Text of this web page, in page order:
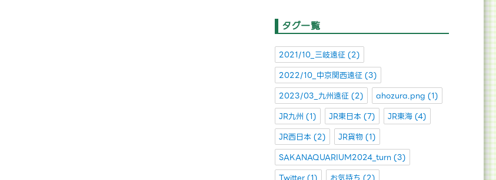
タグ一覧
2021/10_三岐遠征(2)
2022/10_中京関西遠征(3)
2023/03_九州遠征(2) ahozura.png (1)
JR九州 (1) JR東日本(7) JR東海(4)
JR西日本(2) JR貨物 (1)
SAKANAQUARIUM2024_turn (3)